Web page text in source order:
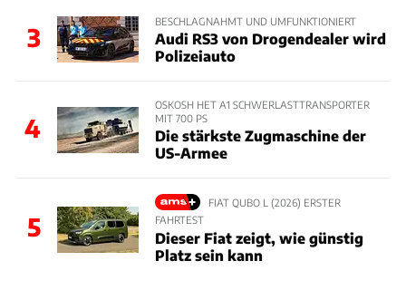
3
BESCHLAGNAHMT UND UMFUNKTIONIERT
Audi RS3 von Drogendealer wird
Polizeiauto
4
OSKOSH HET A1 SCHWERLASTTRANSPORTER
MIT 700 PS
Die stärkste Zugmaschine der
US-Armee
5
FIAT QUBO L (2026) ERSTER
FAHRTEST
Dieser Fiat zeigt, wie günstig
Platz sein kann